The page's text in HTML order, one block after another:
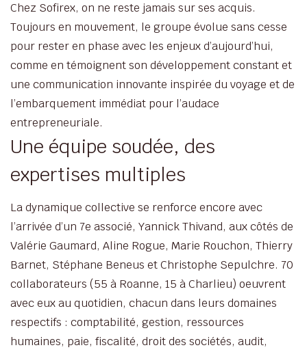
Chez Sofirex, on ne reste jamais sur ses acquis.
Toujours en mouvement, le groupe évolue sans cesse
pour rester en phase avec les enjeux d’aujourd’hui,
comme en témoignent son développement constant et
une communication innovante inspirée du voyage et de
l’embarquement immédiat pour l’audace
entrepreneuriale.
Une équipe soudée, des
expertises multiples
La dynamique collective se renforce encore avec
l’arrivée d’un 7e associé, Yannick Thivand, aux côtés de
Valérie Gaumard, Aline Rogue, Marie Rouchon, Thierry
Barnet, Stéphane Beneus et Christophe Sepulchre. 70
collaborateurs (55 à Roanne, 15 à Charlieu) oeuvrent
avec eux au quotidien, chacun dans leurs domaines
respectifs : comptabilité, gestion, ressources
humaines, paie, fiscalité, droit des sociétés, audit,